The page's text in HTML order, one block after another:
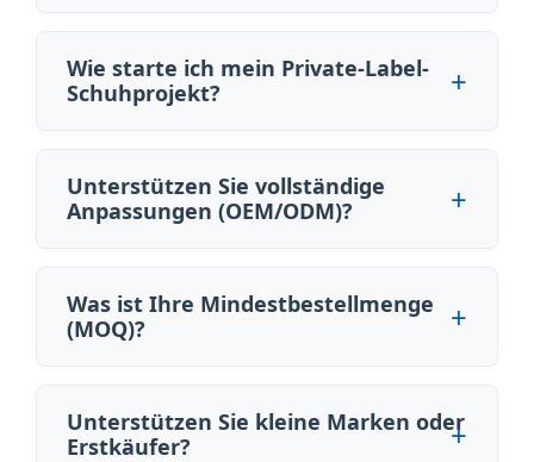
Wie starte ich mein Private-Label-
Schuhprojekt?
Unterstützen Sie vollständige
Anpassungen (OEM/ODM)?
Was ist Ihre Mindestbestellmenge
(MOQ)?
Unterstützen Sie kleine Marken oder
Erstkäufer?